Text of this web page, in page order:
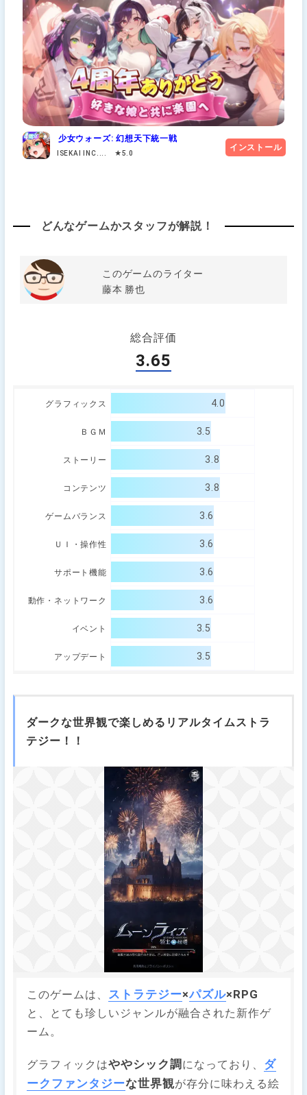
少女ウォーズ: 幻想天下統一戦
ISEKAI INC.... ★5.0
インストール
どんなゲームかスタッフが解説！
このゲームのライター
藤本 勝也
総合評価
3.65
グラフィックス 4.0
ＢＧＭ 3.5
ストーリー 3.8
コンテンツ 3.8
ゲームバランス 3.6
ＵＩ・操作性 3.6
サポート機能 3.6
動作・ネットワーク 3.6
イベント 3.5
アップデート 3.5
ダークな世界観で楽しめるリアルタイムストラ
テジー！！
このゲームは、 ストラテジー×パズル×RPG
と、とても珍しいジャンルが融合された新作ゲ
ーム。
グラフィックはややシック調 になっており、 ダ
ーク ファンタジーな世界観が存分に味わえる絵